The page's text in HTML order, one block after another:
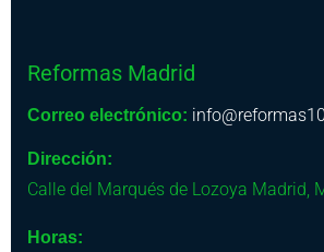
Reformas Madrid
Correo electrónico:
Dirección:
Calle del Marqués de Lozoya Madrid,
Horas: